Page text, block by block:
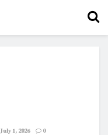
July 1, 2026 0